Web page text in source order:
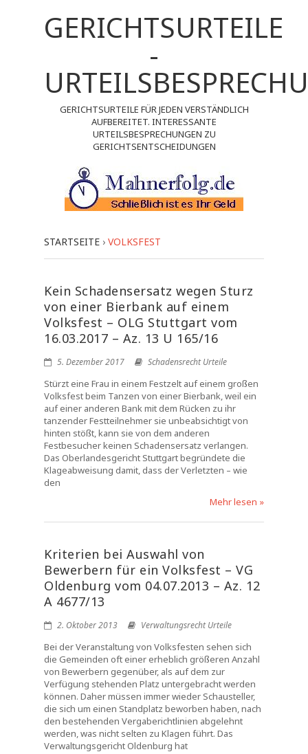
GERICHTSURTEILE
-
GERICHTSURTEILE FÜR JEDEN VERSTÄNDLICH
AUFBEREITET. INTERESSANTE
URTEILSBESPRECHUNGEN ZU
GERICHTSENTSCHEIDUNGEN
STARTSEITE › VOLKSFEST
Kein Schadensersatz wegen Sturz
von einer Bierbank auf einem
Volksfest – OLG Stuttgart vom
16.03.2017 – Az. 13 U 165/16
5. Dezember 2017 Schadensrecht Urteile
Stürzt eine Frau in einem Festzelt auf einem großen
Volksfest beim Tanzen von einer Bierbank, weil ein
auf einer anderen Bank mit dem Rücken zu ihr
tanzender Festteilnehmer sie unbeabsichtigt von
hinten stößt, kann sie von dem anderen
Festbesucher keinen Schadensersatz verlangen.
Das Oberlandesgericht Stuttgart begründete die
Klageabweisung damit, dass der Verletzten – wie
den
Mehr lesen »
Kriterien bei Auswahl von
Bewerbern für ein Volksfest – VG
Oldenburg vom 04.07.2013 – Az. 12
A 4677/13
2. Oktober 2013 Verwaltungsrecht Urteile
Bei der Veranstaltung von Volksfesten sehen sich
die Gemeinden oft einer erheblich größeren Anzahl
von Bewerbern gegenüber, als auf dem zur
Verfügung stehenden Platz untergebracht werden
können. Daher müssen immer wieder Schausteller,
die sich um einen Standplatz beworben haben, nach
den bestehenden Vergaberichtlinien abgelehnt
werden, was nicht selten zu Klagen führt. Das
Verwaltungsgericht Oldenburg hat